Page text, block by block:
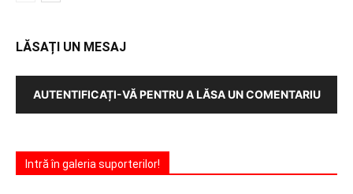
LĂSAȚI UN MESAJ
AUTENTIFICAȚI-VĂ PENTRU A LĂSA UN COMENTARIU
Intră în galeria suporterilor!